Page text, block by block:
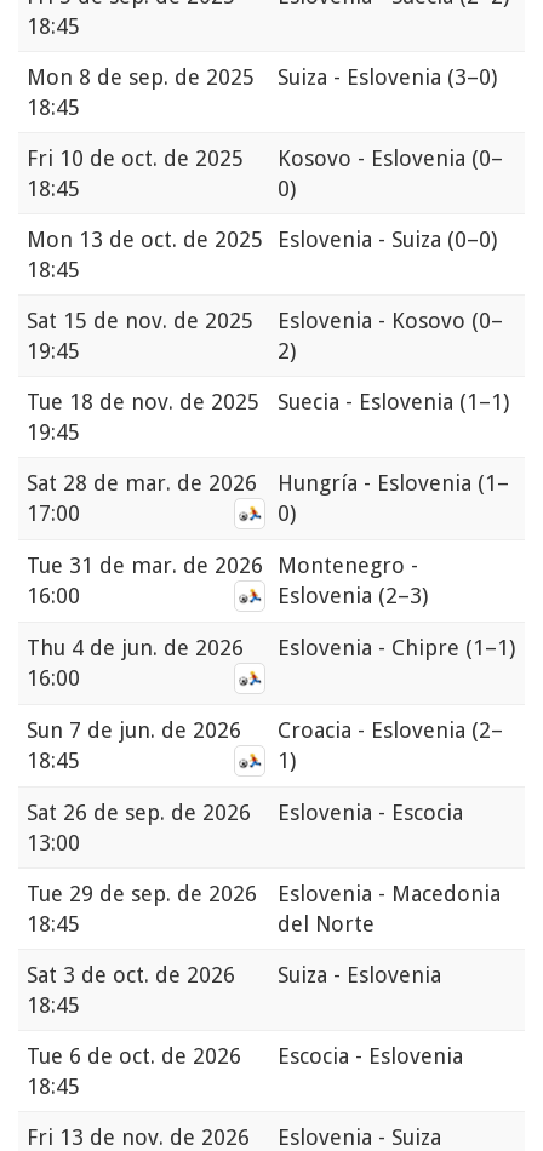
18:45
Mon 8 de sep. de 2025
18:45
Suiza - Eslovenia (3–0)
Fri 10 de oct. de 2025
18:45
Kosovo - Eslovenia (0–
0)
Mon 13 de oct. de 2025
18:45
Eslovenia - Suiza (0–0)
Sat 15 de nov. de 2025
19:45
Eslovenia - Kosovo (0–
2)
Tue 18 de nov. de 2025
19:45
Suecia - Eslovenia (1–1)
Sat 28 de mar. de 2026
17:00
Hungría - Eslovenia (1–
0)
Tue 31 de mar. de 2026
16:00
Montenegro -
Eslovenia (2–3)
Thu 4 de jun. de 2026
16:00
Eslovenia - Chipre (1–1)
Sun 7 de jun. de 2026
18:45
Croacia - Eslovenia (2–
1)
Sat 26 de sep. de 2026
13:00
Eslovenia - Escocia
Tue 29 de sep. de 2026
18:45
Eslovenia - Macedonia
del Norte
Sat 3 de oct. de 2026
18:45
Suiza - Eslovenia
Tue 6 de oct. de 2026
18:45
Escocia - Eslovenia
Fri 13 de nov. de 2026
Eslovenia - Suiza